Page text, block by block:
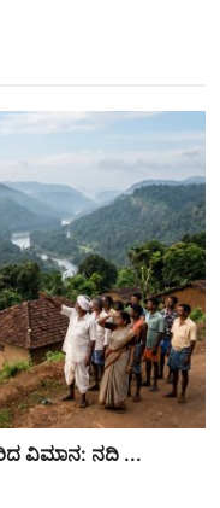
ವಿಮಾನ: ನದಿ ...